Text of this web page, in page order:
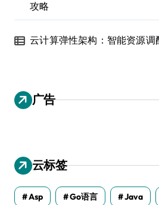
攻略
云计算弹性架构：智能资源调
广告
云标签
Asp Go语言 Java